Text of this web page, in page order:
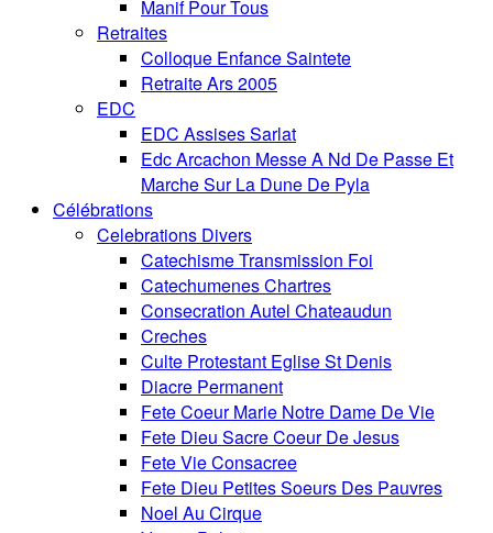
Manif Pour Tous
Retraites
Colloque Enfance Saintete
Retraite Ars 2005
EDC
EDC Assises Sarlat
Edc Arcachon Messe A Nd De Passe Et
Marche Sur La Dune De Pyla
Célébrations
Celebrations Divers
Catechisme Transmission Foi
Catechumenes Chartres
Consecration Autel Chateaudun
Creches
Culte Protestant Eglise St Denis
Diacre Permanent
Fete Coeur Marie Notre Dame De Vie
Fete Dieu Sacre Coeur De Jesus
Fete Vie Consacree
Fete Dieu Petites Soeurs Des Pauvres
Noel Au Cirque